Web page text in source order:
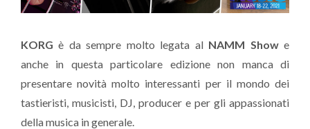
KORG è da sempre molto legata al NAMM Showe
anche in questa particolare edizione non manca di
presentare novità molto interessanti per il mondo dei
tastieristi, musicisti, DJ, producer e per gli appassionati
della musica in generale.